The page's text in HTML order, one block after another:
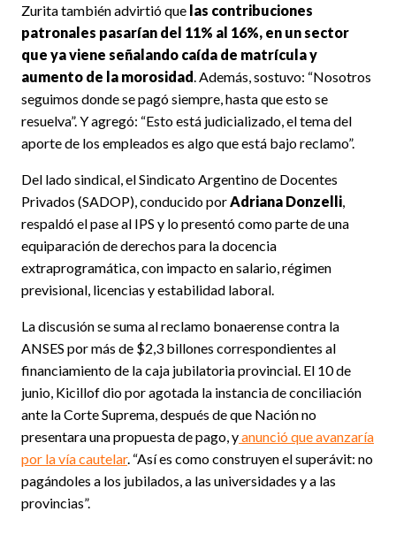
Zurita también advirtió que las contribuciones
patronales pasarían del 11% al 16%, en un sector
que ya viene señalando caída de matrícula y
aumento de la morosidad. Además, sostuvo: “Nosotros
seguimos donde se pagó siempre, hasta que esto se
resuelva”. Y agregó: “Esto está judicializado, el tema del
aporte de los empleados es algo que está bajo reclamo”.
Del lado sindical, el Sindicato Argentino de Docentes
Privados (SADOP), conducido porAdriana Donzelli,
respaldó el pase al IPS y lo presentó como parte de una
equiparación de derechos para la docencia
extraprogramática, con impacto en salario, régimen
previsional, licencias y estabilidad laboral.
La discusión se suma al reclamo bonaerense contra la
ANSES por más de $2,3 billones correspondientes al
financiamiento de la caja jubilatoria provincial. El 10 de
junio, Kicillof dio por agotada la instancia de conciliación
ante la Corte Suprema, después de que Nación no
presentara una propuesta de pago, yanunció que avanzaría
por la vía cautelar. “Así es como construyen el superávit: no
pagándoles a los jubilados, a las universidades y a las
provincias”.